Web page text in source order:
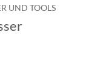
UND TOOLS